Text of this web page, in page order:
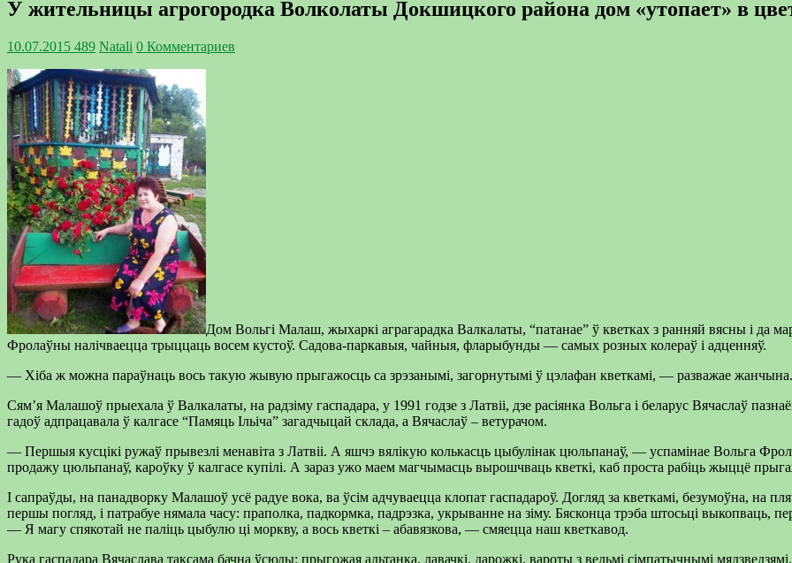
У жительницы агрогородка Волколаты Докшицкого района дом «утопает» в
10.07.2015 489 Natali 0 Комментариев
Дом Вольгі Малаш, жыхаркі аграгарадка Валкалаты, “патанае” ў кветках з ранняй вясны і да
Фролаўны налічваецца трыццаць восем кустоў. Садова-паркавыя, чайныя, фларыбунды — самых розных колераў і адценняў.
— Хіба ж можна параўнаць вось такую жывую прыгажосць са зрэзанымі, загорнутымі ў цэлафан кветкамі, — разважае жанчына.
Сям’я Малашоў прыехала ў Валкалаты, на радзіму гаспадара, у 1991 годзе з Латвіі, дзе расіянка Вольга і беларус Вячаслаў
гадоў адпрацавала ў калгасе “Памяць Ільіча” загадчыцай склада, а Вячаслаў – ветурачом.
— Першыя кусцікі ружаў прывезлі менавіта з Латвіі. А яшчэ вялікую колькасць цыбулінак цюльпанаў, — успамінае Вольга
продажу цюльпанаў, кароўку ў калгасе купілі. А зараз ужо маем магчымасць вырошчваць кветкі, каб проста рабіць жыццё
І сапраўды, на панадворку Малашоў усё радуе вока, ва ўсім адчуваецца клопат гаспадароў. Догляд за кветкамі, безумоўна, на
першы погляд, і патрабуе нямала часу: праполка, падкормка, падрэзка, укрыванне на зіму. Бясконца трэба штосьці выкопваць,
— Я магу спякотай не паліць цыбулю ці моркву, а вось кветкі – абавязкова, — смяецца наш кветкавод.
Рука гаспадара Вячаслава таксама бачна ўсюды: прыгожая альтанка, лавачкі, дарожкі, вароты з вельмі сімпатычнымі